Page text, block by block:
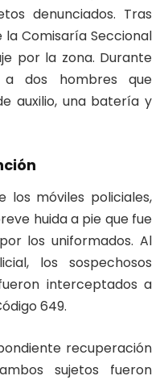
denunciados. Tras
Comisaría Seccional
por la zona. Durante
dos hombres que
auxilio, una batería y
móviles policiales,
huida a pie que fue
los uniformados. Al
los sospechosos
interceptados a
649.
recuperación
sujetos fueron